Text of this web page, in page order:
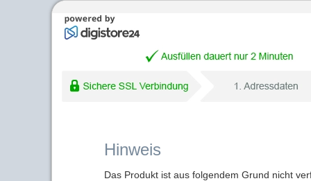
Hinweis
Das Produkt ist aus folgendem Grund nicht